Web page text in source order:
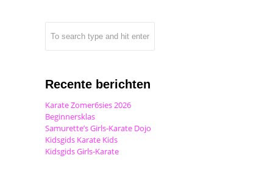
Recente berichten
Karate Zomer6sies 2026
Beginnersklas
Samurette’s Girls-Karate Dojo
Kidsgids Karate Kids
Kidsgids Girls-Karate